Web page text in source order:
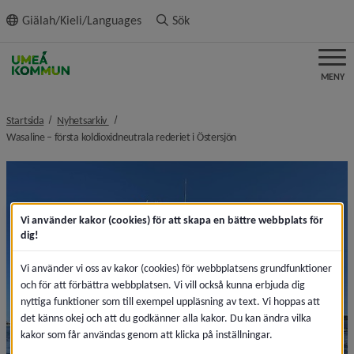
innehållet
Giälah/Kieli/Languages Sök
MENY
Startsida Nyhetsarkiv nivå i brödsmulenavigeringen
Wasaline – första koldioxidneutrala rederiet i Östersjönnivå i
Vi använder kakor (cookies) för att skapa en bättre webbplats för
dig!
Vi använder vi oss av kakor (cookies) för webbplatsens grundfunktioner
och för att förbättra webbplatsen. Vi vill också kunna erbjuda dig
nyttiga funktioner som till exempel uppläsning av text. Vi hoppas att
det känns okej och att du godkänner alla kakor. Du kan ändra vilka
kakor som får användas genom att klicka på inställningar.